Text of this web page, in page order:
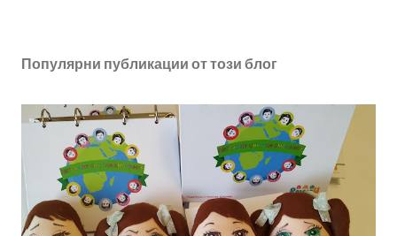
Популярни публикации от този блог